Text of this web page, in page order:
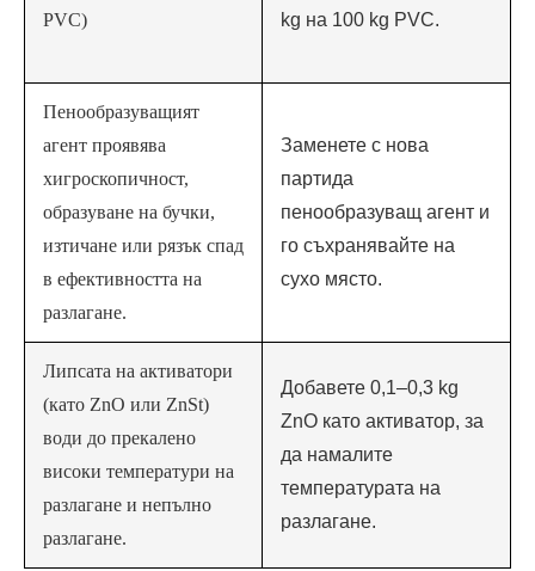
PVC)
kg на 100 kg PVC.
Пенообразуващият
агент проявява
хигроскопичност,
образуване на бучки,
изтичане или рязък спад
в ефективността на
разлагане.
Заменете с нова
партида
пенообразуващ агент и
го съхранявайте на
сухо място.
Липсата на активатори
(като ZnO ​​или ZnSt)
води до прекалено
високи температури на
разлагане и непълно
разлагане.
Добавете 0,1–0,3 kg
ZnO като активатор, за
да намалите
температурата на
разлагане.